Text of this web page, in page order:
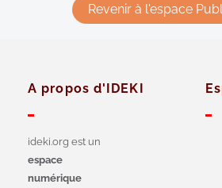
Revenir à l'espace
A propos d'IDEKI
ideki.org est un
espace
numérique